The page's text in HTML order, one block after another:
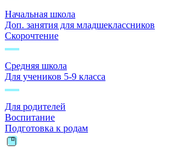
Начальная школа
Доп. занятия для младшеклассников
Скорочтение
Средняя школа
Для учеников 5-9 класса
Для родителей
Воспитание
Подготовка к родам